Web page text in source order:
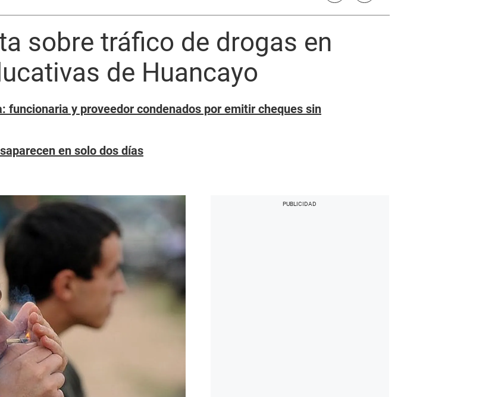
sobre tráfico de drogas en
de Huancayo
funcionaria y proveedor condenados por emitir cheques sin
en solo dos días